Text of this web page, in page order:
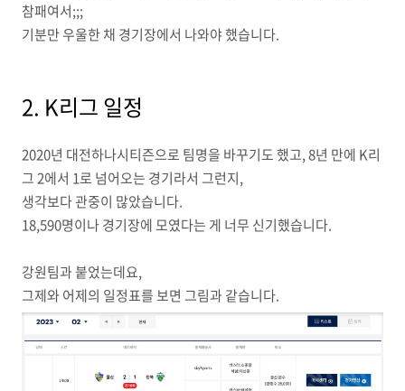
참패여서;;;
기분만 우울한 채 경기장에서 나와야 했습니다.
2. K리그 일정
2020년 대전하나시티즌으로 팀명을 바꾸기도 했고, 8년 만에 K리
그 2에서 1로 넘어오는 경기라서 그런지,
생각보다 관중이 많았습니다.
18,590명이나 경기장에 모였다는 게 너무 신기했습니다.
강원팀과 붙었는데요,
그제와 어제의 일정표를 보면 그림과 같습니다.